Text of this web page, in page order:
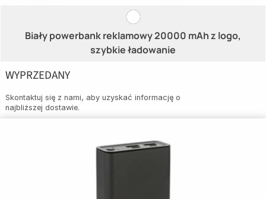
Biały powerbank reklamowy 20000 mAh z logo,
szybkie ładowanie
WYPRZEDANY
Skontaktuj się z nami, aby uzyskać informację o
najbliższej dostawie.